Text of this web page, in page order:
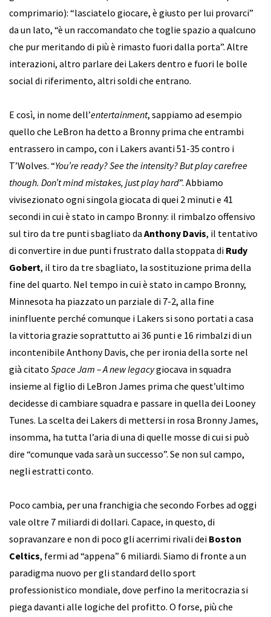
comprimario): “lasciatelo giocare, è giusto per lui provarci”
da un lato, “è un raccomandato che toglie spazio a qualcuno
che pur meritando di più è rimasto fuori dalla porta”. Altre
interazioni, altro parlare dei Lakers dentro e fuori le bolle
social di riferimento, altri soldi che entrano.
E così, in nome dell’entertainment, sappiamo ad esempio
quello che LeBron ha detto a Bronny prima che entrambi
entrassero in campo, con i Lakers avanti 51-35 contro i
T’Wolves. “You’re ready? See the intensity? But play carefree
though. Don’t mind mistakes, just play hard”. Abbiamo
vivisezionato ogni singola giocata di quei 2 minuti e 41
secondi in cui è stato in campo Bronny: il rimbalzo offensivo
sul tiro da tre punti sbagliato da Anthony Davis, il tentativo
di convertire in due punti frustrato dalla stoppata di Rudy
Gobert, il tiro da tre sbagliato, la sostituzione prima della
fine del quarto. Nel tempo in cui è stato in campo Bronny,
Minnesota ha piazzato un parziale di 7-2, alla fine
ininfluente perché comunque i Lakers si sono portati a casa
la vittoria grazie soprattutto ai 36 punti e 16 rimbalzi di un
incontenibile Anthony Davis, che per ironia della sorte nel
già citato Space Jam – A new legacygiocava in squadra
insieme al figlio di LeBron James prima che quest’ultimo
decidesse di cambiare squadra e passare in quella dei Looney
Tunes. La scelta dei Lakers di mettersi in rosa Bronny James,
insomma, ha tutta l’aria di una di quelle mosse di cui si può
dire “comunque vada sarà un successo”. Se non sul campo,
negli estratti conto.
Poco cambia, per una franchigia che secondo Forbes ad oggi
vale oltre 7 miliardi di dollari. Capace, in questo, di
sopravanzare e non di poco gli acerrimi rivali dei Boston
Celtics, fermi ad “appena” 6 miliardi. Siamo di fronte a un
paradigma nuovo per gli standard dello sport
professionistico mondiale, dove perfino la meritocrazia si
piega davanti alle logiche del profitto. O forse, più che